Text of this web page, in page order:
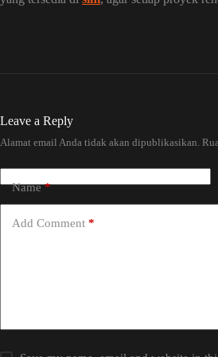
Leave a Reply
Alamat email Anda tidak akan dipublikasikan.
Name*
Add Comment *